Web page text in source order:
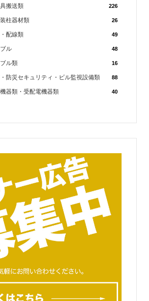
搬送類 226
柱器材類 26
配線類 49
ル 48
ル類 16
防災セキュリティ・ビル監視設備類 88
器類・受配電機器類 40